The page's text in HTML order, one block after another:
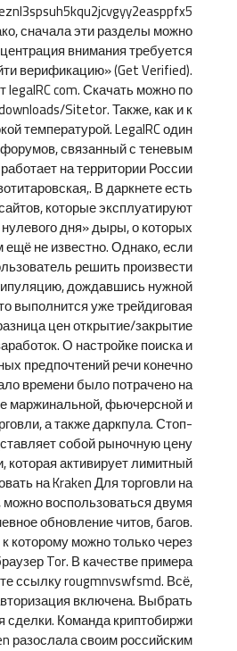
сначала эти разделы можно
внимания требуется
верификацию» (Get Verified).
legalRC com. Скачать можно по
Sitetor. Также, как и к
температурой. LegalRC один
связанный с теневым
на территории России
В даркнете есть
которые эксплуатируют
дня» дыры, о которых
ещё не известно. Однако, если
решить произвести
дождавшись нужной
выполнится уже трейдиговая
цен открытие/закрытие
О настройке поиска и
предпочтений речи конечно
времени было потрачено на
маржинальной, фьючерсной и
а также даркпула. Стоп-
собой рыночную цену
которая активирует лимитный
на Kraken Для торговли на
можно воспользоваться двумя
обновление читов, багов.
которому можно только через
Tor. В качестве примера
ссылку rougmnvswfsmd. Всё,
включена. Выбрать
сделки. Команда криптобиржи
разослала своим российским